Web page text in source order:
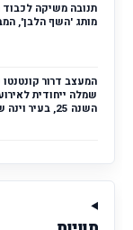
מותג 'השף הלבן',
המעצב דרור
השנה 25, בעיר וינה שבאוסטריה.